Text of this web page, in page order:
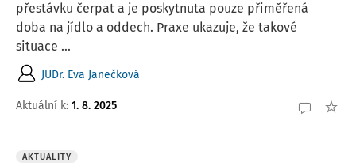
přestávku čerpat a je poskytnuta pouze přiměřená
doba na jídlo a oddech. Praxe ukazuje, že takové
situace ...
JUDr. Eva Janečková
Aktuální k: 1. 8. 2025
AKTUALITY